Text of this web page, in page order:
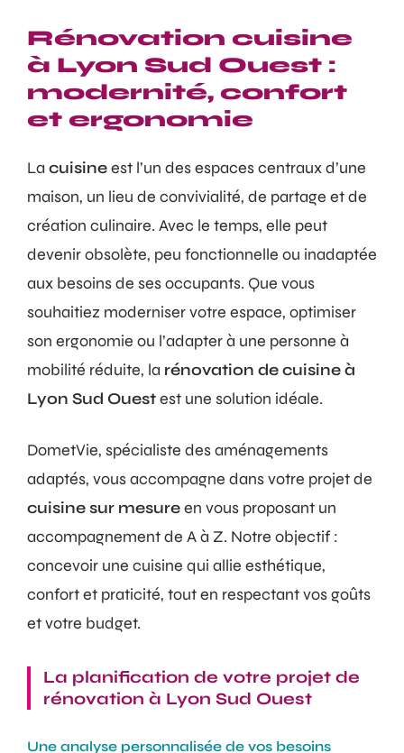
Rénovation cuisine
à Lyon Sud Ouest :
modernité, confort
et ergonomie
La cuisineest l’un des espaces centraux d’une
maison, un lieu de convivialité, de partage et de
création culinaire. Avec le temps, elle peut
devenir obsolète, peu fonctionnelle ou inadaptée
aux besoins de ses occupants. Que vous
souhaitiez moderniser votre espace, optimiser
son ergonomie ou l’adapter à une personne à
mobilité réduite, la rénovation de cuisine à
Lyon Sud Ouestest une solution idéale.
DometVie, spécialiste des aménagements
adaptés, vous accompagne dans votre projet de
cuisine sur mesureen vous proposant un
accompagnement de A à Z. Notre objectif :
concevoir une cuisine qui allie esthétique,
confort et praticité, tout en respectant vos goûts
et votre budget.
La planification de votre projet de
rénovation à Lyon Sud Ouest
Une analyse personnalisée de vos besoins